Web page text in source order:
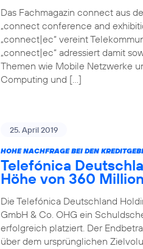
Das Fachmagazin connect aus
„connect conference and
„connect|ec“ vereint
„connect|ec“ adressiert damit
Themen wie Mobile Netzwerke
Computing und […]
25. April 2019
HOHE NACHFRAGE BEI DEN
Telefónica
Höhe von 360
Die Telefónica Deutschland
GmbH & Co. OHG ein
erfolgreich platziert. Der
über dem ursprünglichen